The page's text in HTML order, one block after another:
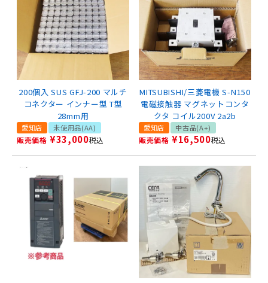
200個入 SUS GFJ-200 マルチ
コネクター インナー型 T型
28mm用
愛知店 未使用品(AA)
販売価格 ¥33,000税込
MITSUBISHI/三菱電機 S-N150
電磁接触器 マグネットコンタ
クタ コイル200V 2a2b
愛知店 中古品(A+)
販売価格 ¥16,500税込